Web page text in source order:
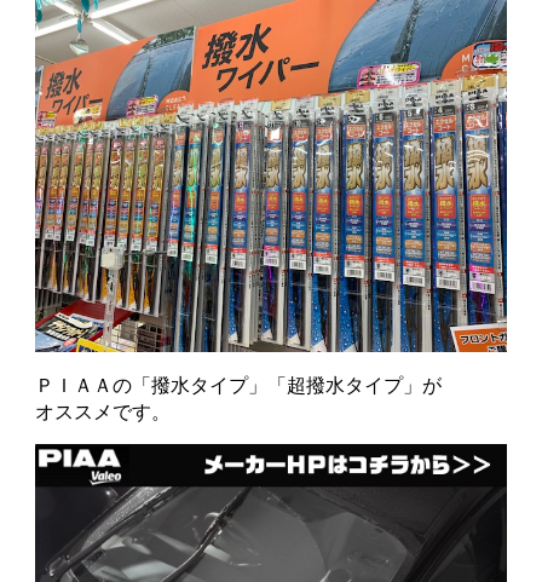
ＰＩＡＡの「撥水タイプ」「超撥水タイプ」が
オススメです。